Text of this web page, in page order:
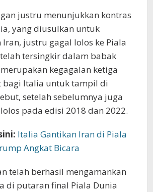
justru menunjukkan kontras
yang diusulkan untuk
justru gagal lolos ke Piala
tersingkir dalam babak
kegagalan ketiga
Italia untuk tampil di
setelah sebelumnya juga
pada edisi 2018 dan 2022.
Italia Gantikan Iran di Piala
Angkat Bicara
telah berhasil mengamankan
di putaran final Piala Dunia